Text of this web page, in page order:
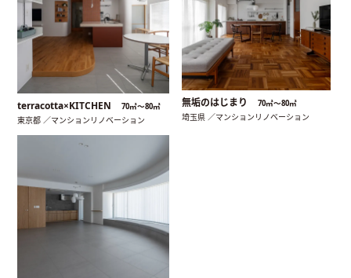
terracotta×KITCHEN 70㎡〜80㎡
東京都 ／マンションリノベーション
無垢のはじまり 70㎡〜80㎡
埼玉県 ／マンションリノベーション